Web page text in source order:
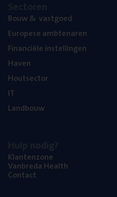
Bouw& vastgoed
Euro­pe­se ambtenaren
Finan­ci­ë­le instellingen
Haven
Hout­sec­tor
IT
Land­bouw
Klan­ten­zo­ne
Van­b­re­da Health
Con­tact